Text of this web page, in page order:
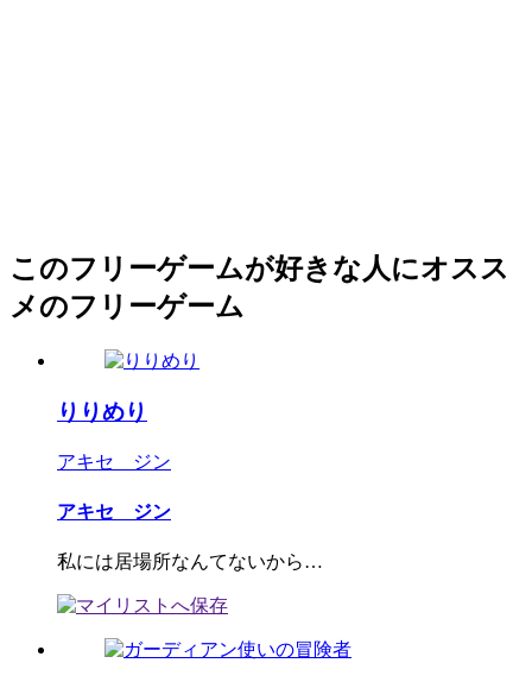
このフリーゲームが好きな人にオスス
メのフリーゲーム
りりめり
アキセ ジン
アキセ ジン
私には居場所なんてないから…